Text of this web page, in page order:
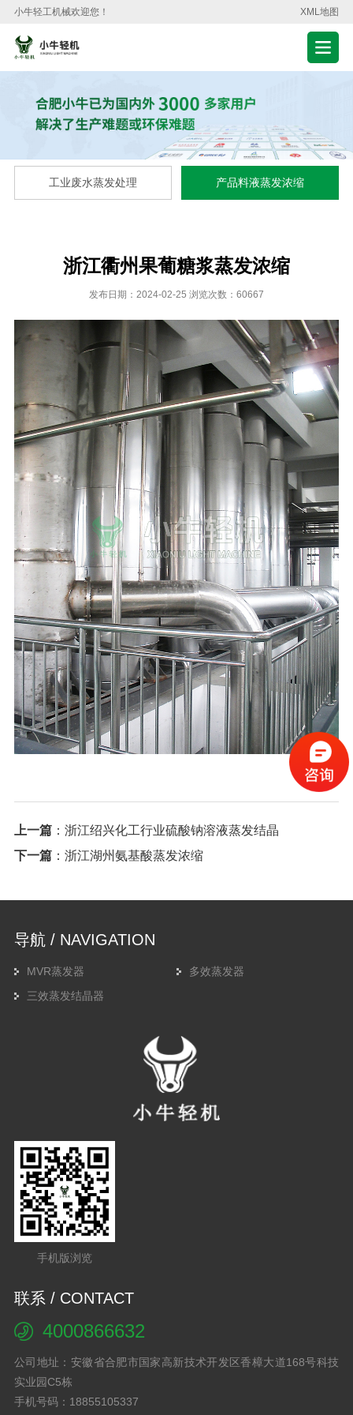
小牛轻工机械欢迎您！ XML地图
工业废水蒸发处理 产品料液蒸发浓缩
浙江衢州果葡糖浆蒸发浓缩
发布日期：2024-02-25 浏览次数：60667
上一篇： 浙江绍兴化工行业硫酸钠溶液蒸发结晶
下一篇： 浙江湖州氨基酸蒸发浓缩
导航 / NAVIGATION
MVR蒸发器
多效蒸发器
三效蒸发结晶器
手机版浏览
联系 / CONTACT
4000866632
公司地址：安徽省合肥市国家高新技术开发区香樟大道168号科技
实业园C5栋
手机号码：18855105337